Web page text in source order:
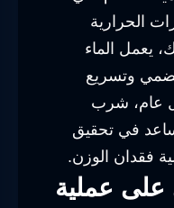
الحرارية
يعمل الماء
وتسريع
عام، شرب
في تحقيق
فقدان الوزن.
على عملية